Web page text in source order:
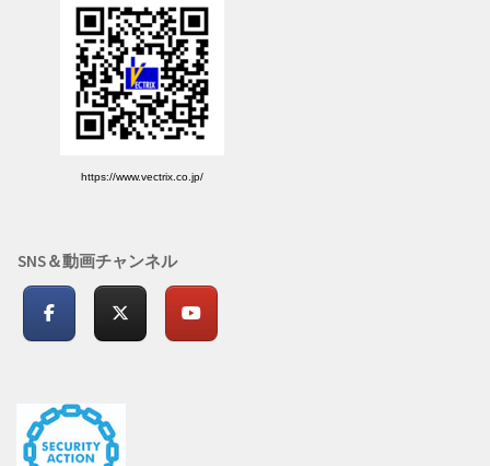
https://www.vectrix.co.jp/
SNS＆動画チャンネル